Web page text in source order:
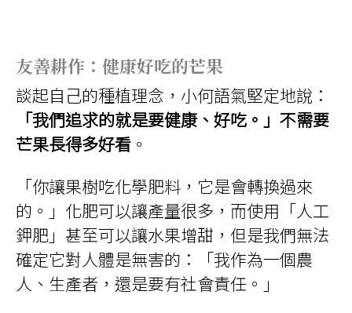
友善耕作：健康好吃的芒果
談起自己的種植理念，小何語氣堅定地說：
「我們追求的就是要健康、好吃。」不需要
芒果長得多好看 。
「你讓果樹吃化學肥料，它是會轉換過來
的。」化肥可以讓產量很多，而使用「人工
鉀肥」甚至可以讓水果增甜，但是我們無法
確定它對人體是無害的：「我作為一個農
人、生產者，還是要有社會責任。」